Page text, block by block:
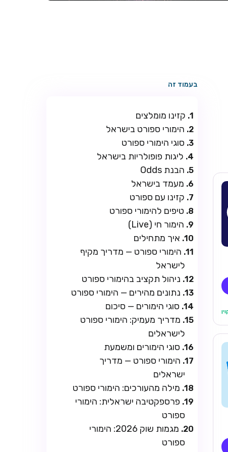
בעמוד זה
קזינו מומלצים
הימורי ספורט בישראל
סוגי הימורי ספורט
ליגות פופולריות בישראל
הבנת Odds
מעמד בישראל
קזינו עם ספורט
טיפים להימורי ספורט
הימור חי (Live)
איך מתחילים
הימורי ספורט — מדריך מקיף
לישראל
ניהול תקציב בהימורי ספורט
נתונים מהירים — הימורי ספורט
סוגי הימורים — סיכום
מדריך מעמיק: הימורי ספורט
לישראלים
סוגי הימורים ומשמעת
הימורי ספורט — מדריך
ישראלים
מילה מהעורכים: הימורי ספורט
פרספקטיבה ישראלית: הימורי
ספורט
מגמות שוק 2026: הימורי
ספורט